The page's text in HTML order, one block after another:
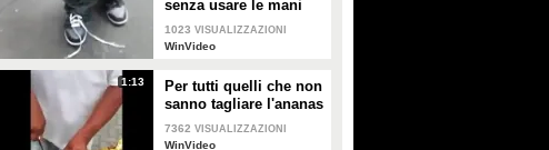
senza usare le mani
1023 VISUALIZZAZIONI
WinVideo
1:13
Per tutti quelli che non
sanno tagliare l'ananas
7362 VISUALIZZAZIONI
WinVideo